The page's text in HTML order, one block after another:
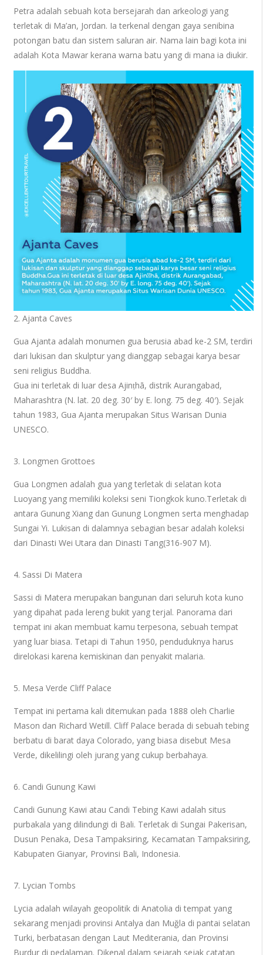
Petra adalah sebuah kota bersejarah dan arkeologi yang
terletak di Ma’an, Jordan. Ia terkenal dengan gaya senibina
potongan batu dan sistem saluran air. Nama lain bagi kota ini
adalah Kota Mawar kerana warna batu yang di mana ia diukir.
2. Ajanta Caves
Gua Ajanta adalah monumen gua berusia abad ke-2 SM, terdiri
dari lukisan dan skulptur yang dianggap sebagai karya besar
seni religius Buddha.
Gua ini terletak di luar desa Ajinṭhā, distrik Aurangabad,
Maharashtra (N. lat. 20 deg. 30′ by E. long. 75 deg. 40′). Sejak
tahun 1983, Gua Ajanta merupakan Situs Warisan Dunia
UNESCO.
3. Longmen Grottoes
Gua Longmen adalah gua yang terletak di selatan kota
Luoyang yang memiliki koleksi seni Tiongkok kuno.Terletak di
antara Gunung Xiang dan Gunung Longmen serta menghadap
Sungai Yi. Lukisan di dalamnya sebagian besar adalah koleksi
dari Dinasti Wei Utara dan Dinasti Tang(316-907 M).
4. Sassi Di Matera
Sassi di Matera merupakan bangunan dari seluruh kota kuno
yang dipahat pada lereng bukit yang terjal. Panorama dari
tempat ini akan membuat kamu terpesona, sebuah tempat
yang luar biasa. Tetapi di Tahun 1950, penduduknya harus
direlokasi karena kemiskinan dan penyakit malaria.
5. Mesa Verde Cliff Palace
Tempat ini pertama kali ditemukan pada 1888 oleh Charlie
Mason dan Richard Wetill. Cliff Palace berada di sebuah tebing
berbatu di barat daya Colorado, yang biasa disebut Mesa
Verde, dikelilingi oleh jurang yang cukup berbahaya.
6. Candi Gunung Kawi
Candi Gunung Kawi atau Candi Tebing Kawi adalah situs
purbakala yang dilindungi di Bali. Terletak di Sungai Pakerisan,
Dusun Penaka, Desa Tampaksiring, Kecamatan Tampaksiring,
Kabupaten Gianyar, Provinsi Bali, Indonesia.
7. Lycian Tombs
Lycia adalah wilayah geopolitik di Anatolia di tempat yang
sekarang menjadi provinsi Antalya dan Muğla di pantai selatan
Turki, berbatasan dengan Laut Mediterania, dan Provinsi
Burdur di pedalaman. Dikenal dalam sejarah sejak catatan